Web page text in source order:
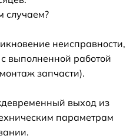
случаем?
неисправности,
выполненной работой
запчасти).
выход из
параметрам